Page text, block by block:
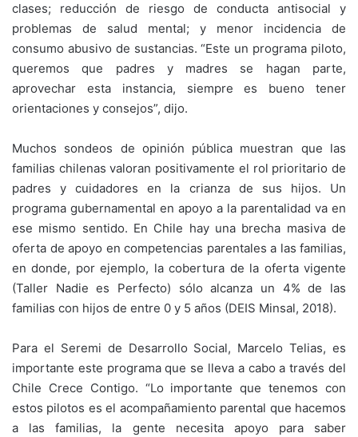
clases; reducción de riesgo de conducta antisocial y
problemas de salud mental; y menor incidencia de
consumo abusivo de sustancias. “Este un programa piloto,
queremos que padres y madres se hagan parte,
aprovechar esta instancia, siempre es bueno tener
orientaciones y consejos”, dijo.
Muchos sondeos de opinión pública muestran que las
familias chilenas valoran positivamente el rol prioritario de
padres y cuidadores en la crianza de sus hijos. Un
programa gubernamental en apoyo a la parentalidad va en
ese mismo sentido. En Chile hay una brecha masiva de
oferta de apoyo en competencias parentales a las familias,
en donde, por ejemplo, la cobertura de la oferta vigente
(Taller Nadie es Perfecto) sólo alcanza un 4% de las
familias con hijos de entre 0 y 5 años (DEIS Minsal, 2018).
Para el Seremi de Desarrollo Social, Marcelo Telias, es
importante este programa que se lleva a cabo a través del
Chile Crece Contigo. “Lo importante que tenemos con
estos pilotos es el acompañamiento parental que hacemos
a las familias, la gente necesita apoyo para saber